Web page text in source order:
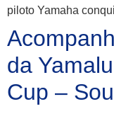
piloto Yamaha
da
Cup –